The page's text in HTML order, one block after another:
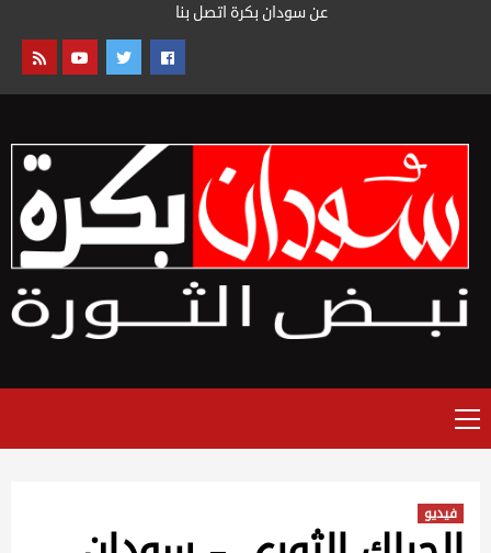
عن سودان بكرة اتصل بنا
القائمة
فيديو